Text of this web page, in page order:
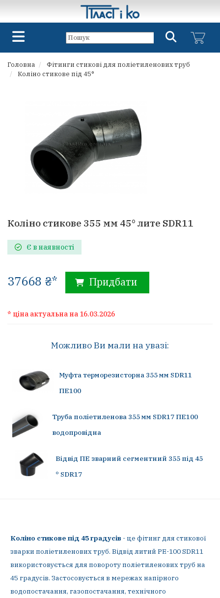
Головна
Фітинги стикові для поліетиленових труб
Коліно стикове під 45°
Коліно стикове 355 мм 45° лите SDR11
Є в наявності
37668 ₴* Придбати
* ціна актуальна на 16.03.2026
Можливо Ви мали на увазі:
Муфта терморезисторна 355 мм SDR11
ПЕ100
Труба поліетиленова 355 мм SDR17 ПЕ100
водопровідна
Відвід ПЕ зварний сегментний 355 під 45
° SDR17
Коліно стикове під 45 градусів - це фітинг для стикової
зварки поліетиленових труб. Відвід литий PE-100 SDR11
використовується для повороту поліетиленових труб на
45 градусів. Застосовується в мережах напірного
водопостачання, газопостачання, технічного